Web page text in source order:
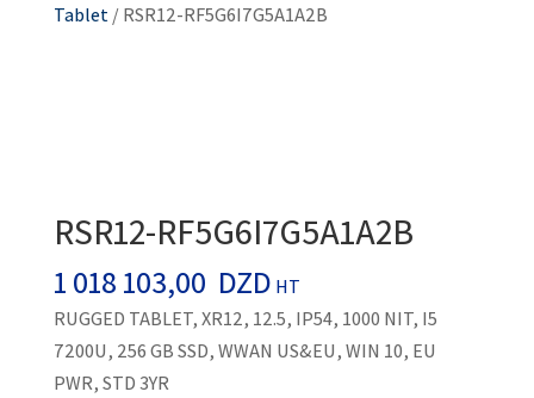
Tablet/ RSR12-RF5G6I7G5A1A2B
RSR12-RF5G6I7G5A1A2B
1 018 103,00 DZD HT
RUGGED TABLET, XR12, 12.5, IP54, 1000 NIT, I5
7200U, 256 GB SSD, WWAN US&EU, WIN 10, EU
PWR, STD 3YR